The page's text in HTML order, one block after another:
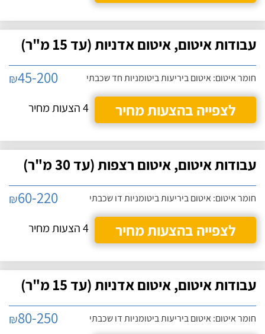
עבודות איטום, איטום אדניות (עד 15 מ"ר)
חומר איטום: איטום ביריעות ביטומניות חד שכבתי ₪45-200
לצפייה בהצעות מחיר
4 הצעות מחיר
עבודות איטום, איטום רצפות (עד 30 מ"ר)
חומר איטום: איטום ביריעות ביטומניות דו שכבתי ₪60-220
לצפייה בהצעות מחיר
4 הצעות מחיר
עבודות איטום, איטום אדניות (עד 15 מ"ר)
חומר איטום: איטום ביריעות ביטומניות דו שכבתי ₪80-250